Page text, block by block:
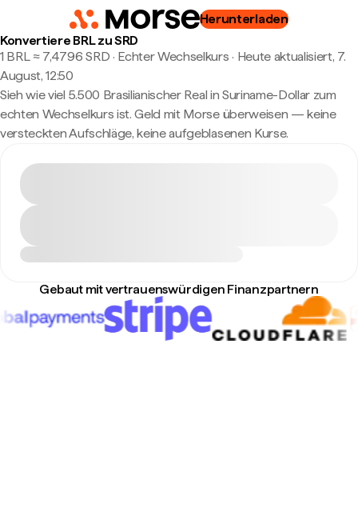
Herunterladen
Konvertiere BRL zu SRD
1 BRL ≈ 7,4796 SRD · Echter Wechselkurs · Heute aktualisiert, 7.
August, 12:50
Sieh wie viel 5.500 Brasilianischer Real in Suriname-Dollar zum
echten Wechselkurs ist. Geld mit Morse überweisen — keine
versteckten Aufschläge, keine aufgeblasenen Kurse.
Gebaut mit vertrauenswürdigen Finanzpartnern